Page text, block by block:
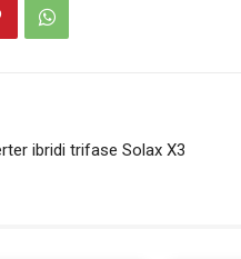
ibridi trifase Solax X3